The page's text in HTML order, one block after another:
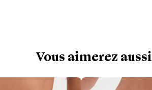
Vous aimerez aussi